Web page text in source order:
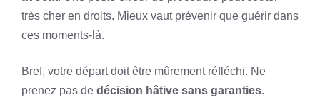
très cher en droits. Mieux vaut prévenir que guérir dans
ces moments-là.
Bref, votre départ doit être mûrement réfléchi. Ne
prenez pas de décision hâtive sans garanties.